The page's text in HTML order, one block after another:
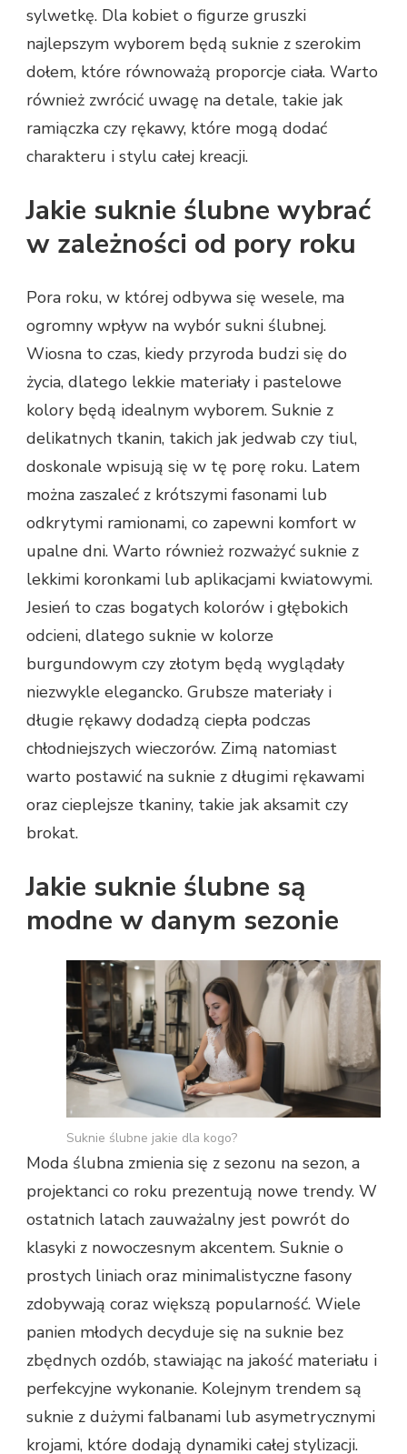
sylwetkę. Dla kobiet o figurze gruszki
najlepszym wyborem będą suknie z szerokim
dołem, które równoważą proporcje ciała. Warto
również zwrócić uwagę na detale, takie jak
ramiączka czy rękawy, które mogą dodać
charakteru i stylu całej kreacji.
Jakie suknie ślubne wybrać
w zależności od pory roku
Pora roku, w której odbywa się wesele, ma
ogromny wpływ na wybór sukni ślubnej.
Wiosna to czas, kiedy przyroda budzi się do
życia, dlatego lekkie materiały i pastelowe
kolory będą idealnym wyborem. Suknie z
delikatnych tkanin, takich jak jedwab czy tiul,
doskonale wpisują się w tę porę roku. Latem
można zaszaleć z krótszymi fasonami lub
odkrytymi ramionami, co zapewni komfort w
upalne dni. Warto również rozważyć suknie z
lekkimi koronkami lub aplikacjami kwiatowymi.
Jesień to czas bogatych kolorów i głębokich
odcieni, dlatego suknie w kolorze
burgundowym czy złotym będą wyglądały
niezwykle elegancko. Grubsze materiały i
długie rękawy dodadzą ciepła podczas
chłodniejszych wieczorów. Zimą natomiast
warto postawić na suknie z długimi rękawami
oraz cieplejsze tkaniny, takie jak aksamit czy
brokat.
Jakie suknie ślubne są
modne w danym sezonie
Suknie ślubne jakie dla kogo?
Moda ślubna zmienia się z sezonu na sezon, a
projektanci co roku prezentują nowe trendy. W
ostatnich latach zauważalny jest powrót do
klasyki z nowoczesnym akcentem. Suknie o
prostych liniach oraz minimalistyczne fasony
zdobywają coraz większą popularność. Wiele
panien młodych decyduje się na suknie bez
zbędnych ozdób, stawiając na jakość materiału i
perfekcyjne wykonanie. Kolejnym trendem są
suknie z dużymi falbanami lub asymetrycznymi
krojami, które dodają dynamiki całej stylizacji.